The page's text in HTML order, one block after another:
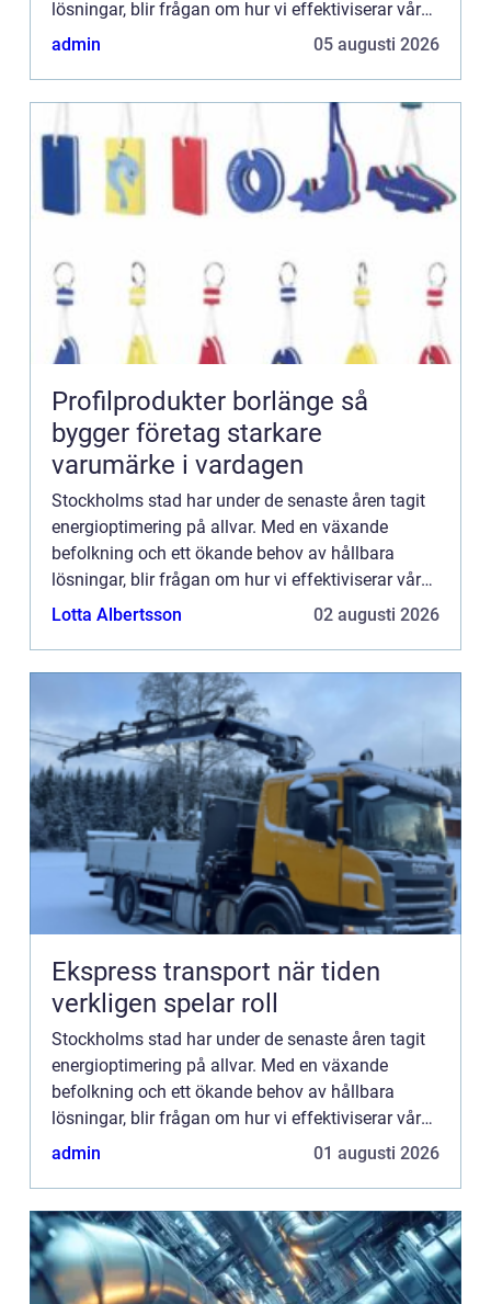
lösningar, blir frågan om hur vi effektiviserar vår
energianvändn...
admin 05 augusti 2026
Profilprodukter borlänge så
bygger företag starkare
varumärke i vardagen
Stockholms stad har under de senaste åren tagit
energioptimering på allvar. Med en växande
befolkning och ett ökande behov av hållbara
lösningar, blir frågan om hur vi effektiviserar vår
energianvändn...
Lotta Albertsson 02 augusti 2026
Ekspress transport när tiden
verkligen spelar roll
Stockholms stad har under de senaste åren tagit
energioptimering på allvar. Med en växande
befolkning och ett ökande behov av hållbara
lösningar, blir frågan om hur vi effektiviserar vår
energianvändn...
admin 01 augusti 2026